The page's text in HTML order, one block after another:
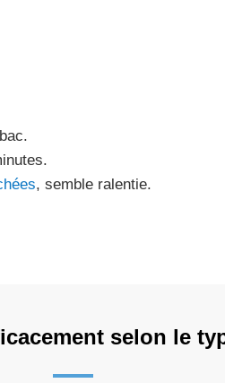
, semble ralentie.
selon le